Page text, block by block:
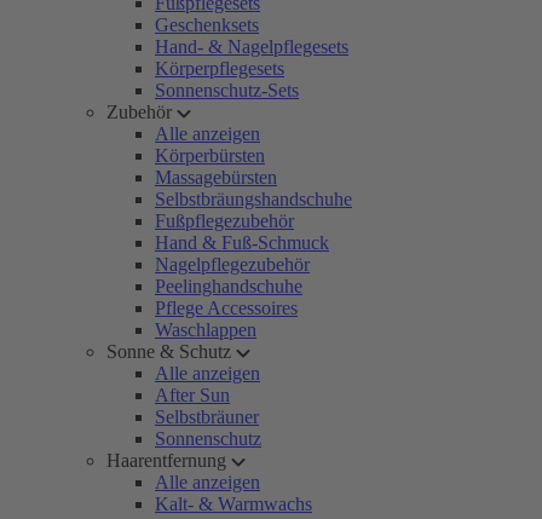
Geschenksets
Hand- & Nagelpflegesets
Körperpflegesets
Sonnenschutz-Sets
Zubehör
Alle anzeigen
Körperbürsten
Massagebürsten
Selbstbräungshandschuhe
Fußpflegezubehör
Hand & Fuß-Schmuck
Nagelpflegezubehör
Peelinghandschuhe
Pflege Accessoires
Waschlappen
Sonne & Schutz
Alle anzeigen
After Sun
Selbstbräuner
Sonnenschutz
Haarentfernung
Alle anzeigen
Kalt- & Warmwachs